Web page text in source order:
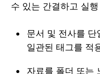
수 있는 간결하고 실
문서 및 전사를 단
일관된 태그를 적
자료를 폴더 또는